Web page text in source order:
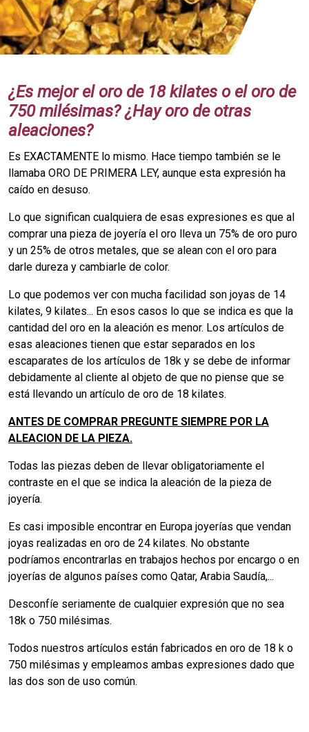
¿Es mejor el oro de 18 kilates o el oro de
750 milésimas? ¿Hay oro de otras
aleaciones?
Es EXACTAMENTE lo mismo. Hace tiempo también se le
llamaba ORO DE PRIMERA LEY, aunque esta expresión ha
caído en desuso.
Lo que significan cualquiera de esas expresiones es que al
comprar una pieza de joyería el oro lleva un 75% de oro puro
y un 25% de otros metales, que se alean con el oro para
darle dureza y cambiarle de color.
Lo que podemos ver con mucha facilidad son joyas de 14
kilates, 9 kilates... En esos casos lo que se indica es que la
cantidad del oro en la aleación es menor. Los artículos de
esas aleaciones tienen que estar separados en los
escaparates de los artículos de 18k y se debe de informar
debidamente al cliente al objeto de que no piense que se
está llevando un artículo de oro de 18 kilates.
ANTES DE COMPRAR PREGUNTE SIEMPRE POR LA
ALEACION DE LA PIEZA.
Todas las piezas deben de llevar obligatoriamente el
contraste en el que se indica la aleación de la pieza de
joyería.
Es casi imposible encontrar en Europa joyerías que vendan
joyas realizadas en oro de 24 kilates. No obstante
podríamos encontrarlas en trabajos hechos por encargo o en
joyerías de algunos países como Qatar, Arabia Saudía,...
Desconfíe seriamente de cualquier expresión que no sea
18k o 750 milésimas.
Todos nuestros artículos están fabricados en oro de 18 k o
750 milésimas y empleamos ambas expresiones dado que
las dos son de uso común.